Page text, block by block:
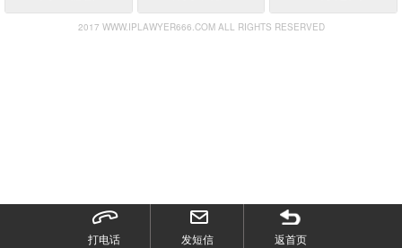
2017 WWW.IPLAWYER666.COM ALL RIGHTS RESERVED
打电话 发短信 返首页